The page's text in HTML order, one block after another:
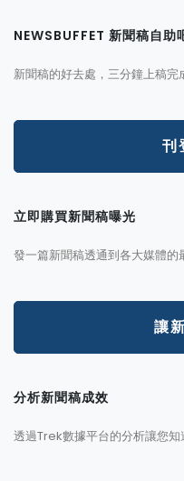
NEWSBUFFET 新聞稿自助
新聞稿的好去處，三分鐘上稿完
刊
立即購買新聞稿曝光
發一篇新聞稿透通到各大媒體的
讓
分析新聞稿成效
透過Trek數據平台的分析讓您